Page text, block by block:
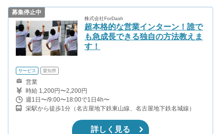
募集停止中
株式会社ForDash
超本格的な営業インターン！誰で
も急成長できる独自の方法教えま
す！
サービス 愛知県
営業
時給 1,200円〜2,200円
週1日〜/9:00〜18:00で1日4h〜
栄駅から徒歩1分（名古屋地下鉄東山線、名古屋地下鉄名城線）
詳しく見る